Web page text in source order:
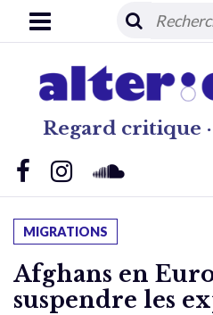
Regard critique
MIGRATIONS
Afghans en
suspendre les